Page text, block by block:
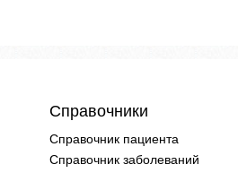
Справочники
Справочник пациента
Справочник заболеваний